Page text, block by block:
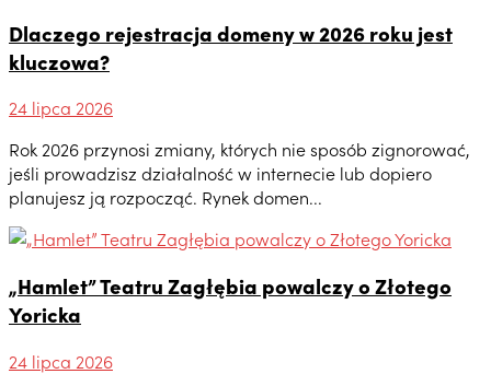
Dlaczego rejestracja domeny w 2026 roku jest
kluczowa?
24 lipca 2026
Rok 2026 przynosi zmiany, których nie sposób zignorować,
jeśli prowadzisz działalność w internecie lub dopiero
planujesz ją rozpocząć. Rynek domen...
„Hamlet” Teatru Zagłębia powalczy o Złotego
Yoricka
24 lipca 2026